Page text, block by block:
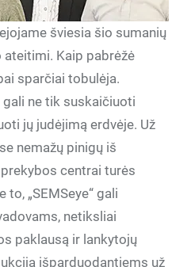
šviesia šio sumanių
Kaip pabrėžė
sparčiai tobulėja.
gali ne tik suskaičiuoti
jų judėjimą erdvėje. Už
nemažų pinigų iš
centrai turės
„SEMSeye“ gali
netiksliai
paklausą ir lankytojų
išparduodantiems už